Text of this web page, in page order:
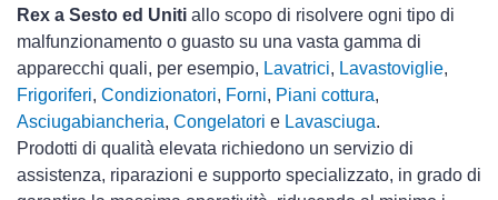
Rex a Sesto ed Uniti allo scopo di risolvere ogni tipo di
malfunzionamento o guasto su una vasta gamma di
apparecchi quali, per esempio, Lavatrici, Lavastoviglie,
Frigoriferi, Condizionatori, Forni, Piani cottura,
Asciugabiancheria, Congelatori e Lavasciuga.
Prodotti di qualità elevata richiedono un servizio di
assistenza, riparazioni e supporto specializzato, in grado di